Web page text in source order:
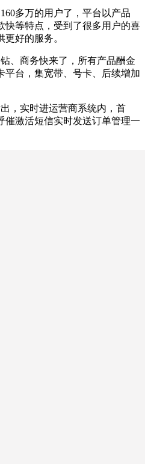
多万的用户了，平台以产品
快等特点，受到了很多用户的喜
好的服务。
、商务快来了，所有产品酬金
平台，集宽带、号卡、后续增加
，实时进运营商系统内，首
催激活短信实时发送订单管理一